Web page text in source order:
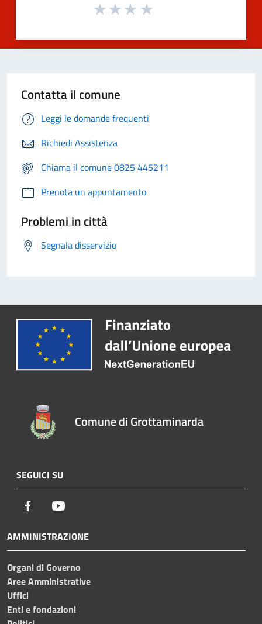
Contatta il comune
Leggi le domande frequenti
Richiedi Assistenza
Chiama il comune 0825 445211
Prenota un appuntamento
Problemi in città
Segnala disservizio
Comune di Grottaminarda
SEGUICI SU
Facebook
AMMINISTRAZIONE
Organi di Governo
Aree Amministrative
Uffici
Enti e fondazioni